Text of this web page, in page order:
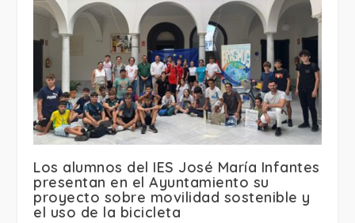
Los alumnos del IES José María Infantes
presentan en el Ayuntamiento su
proyecto sobre movilidad sostenible y
el uso de la bicicleta